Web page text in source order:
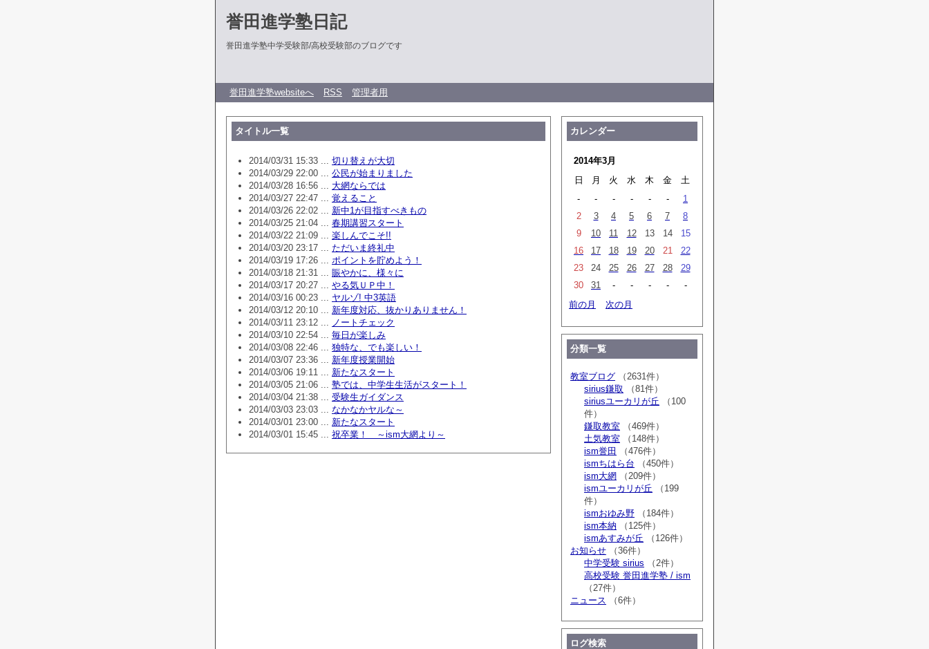
誉田進学塾日記
誉田進学塾中学受験部/高校受験部のブログです
誉田進学塾websiteへ RSS 管理者用
タイトル一覧
2014/03/31 15:33 ... 切り替えが大切
2014/03/29 22:00 ... 公民が始まりました
2014/03/28 16:56 ... 大網ならでは
2014/03/27 22:47 ... 覚えること
2014/03/26 22:02 ... 新中1が目指すべきもの
2014/03/25 21:04 ... 春期講習スタート
2014/03/22 21:09 ... 楽しんでこそ!!
2014/03/20 23:17 ... ただいま終礼中
2014/03/19 17:26 ... ポイントを貯めよう！
2014/03/18 21:31 ... 賑やかに、様々に
2014/03/17 20:27 ... やる気ＵＰ中！
2014/03/16 00:23 ... ヤルゾ! 中3英語
2014/03/12 20:10 ... 新年度対応、抜かりありません！
2014/03/11 23:12 ... ノートチェック
2014/03/10 22:54 ... 毎日が楽しみ
2014/03/08 22:46 ... 独特な、でも楽しい！
2014/03/07 23:36 ... 新年度授業開始
2014/03/06 19:11 ... 新たなスタート
2014/03/05 21:06 ... 塾では、中学生生活がスタート！
2014/03/04 21:38 ... 受験生ガイダンス
2014/03/03 23:03 ... なかなかヤルな～
2014/03/01 23:00 ... 新たなスタート
2014/03/01 15:45 ... 祝卒業！ ～ism大網より～
カレンダー
2014年3月
日
月 火 水 木 金
土
-
- - - - -
1
2
3 4 5 6 7
8
9
10 11 12 13 14
15
16
17 18 19 20 21
22
23
24 25 26 27 28
29
30
31 - - - -
-
前の月
次の月
分類一覧
教室ブログ （2631件）
sirius鎌取 （81件）
siriusユーカリが丘 （100
件）
鎌取教室 （469件）
土気教室 （148件）
ism誉田
（476件）
ismちはら台 （450件）
ism大網 （209件）
ismユーカリが丘 （199
件）
ismおゆみ野 （184件）
ism本納 （125件）
ismあすみが丘 （126件）
お知らせ （36件）
中学受験 sirius （2件）
高校受験 誉田進学塾 / ism
（27件）
ニュース （6件）
ログ検索